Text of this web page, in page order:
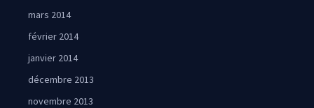
mars 2014
février 2014
janvier 2014
décembre 2013
novembre 2013